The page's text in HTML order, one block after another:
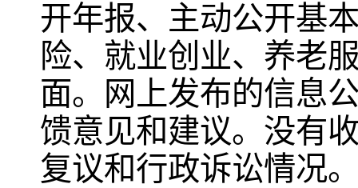
开年报、主动公开基
险、就业创业、养老
面。
网上发布的信息
馈意见和建议。没有
复议和行政诉讼情况